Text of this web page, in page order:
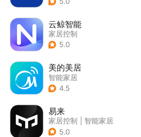
云鲸智能
家居控制
5.0
美的美居
智能家居
4.5
易来
家居控制
智能家居
| 家居装修
5.0